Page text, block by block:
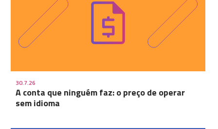
30.7.26
A conta que ninguém faz: o preço de operar
sem idioma